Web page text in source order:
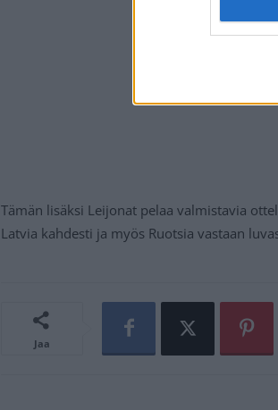
Tämän lisäksi Leijonat pelaa valmistavia
Latvia kahdesti ja myös Ruotsia vastaan
Jaa